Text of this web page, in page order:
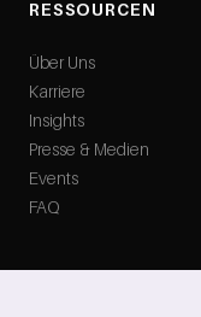
RESSOURCEN
Über Uns
Karriere
Insights
Presse & Medien
Events
FAQ